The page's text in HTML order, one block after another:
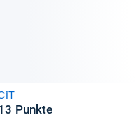
Punkte